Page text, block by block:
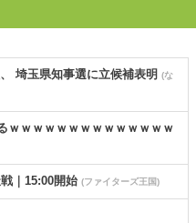
埼玉県知事選に立候補表明 (な
ｗｗｗｗｗｗｗｗｗｗｗｗｗｗ
｜15:00開始 (ファイターズ王国)